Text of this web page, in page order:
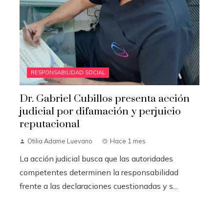
RESPONSABILIDAD SOCIAL
Dr. Gabriel Cubillos presenta acción
judicial por difamación y perjuicio
reputacional
Otilia Adame Luevano Hace 1 mes
La acción judicial busca que las autoridades
competentes determinen la responsabilidad
frente a las declaraciones cuestionadas y s...